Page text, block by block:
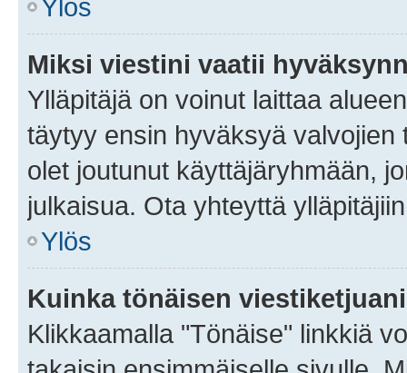
Ylös
Miksi viestini vaatii
Ylläpitäjä on voinut laittaa
täytyy ensin hyväksyä
olet joutunut käyttäjäryhmään,
julkaisua. Ota yhteyttä
Ylös
Kuinka tönäisen
Klikkaamalla "Tönäise" linkkiä